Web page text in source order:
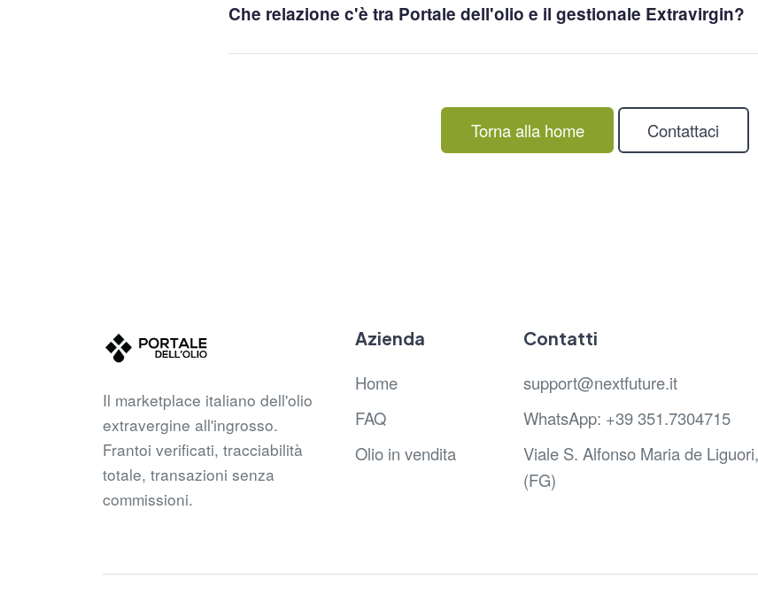
Che relazione c'è tra Portale dell'olio e il gestionale Extravirgin?
Torna alla home Contattaci
Il marketplace italiano dell'olio
extravergine all'ingrosso.
Frantoi verificati, tracciabilità
totale, transazioni senza
commissioni.
Azienda
Home
FAQ
Olio in vendita
Contatti
support@nextfuture.it
WhatsApp: +39 351.7304715
Viale S. Alfonso Maria de
(FG)